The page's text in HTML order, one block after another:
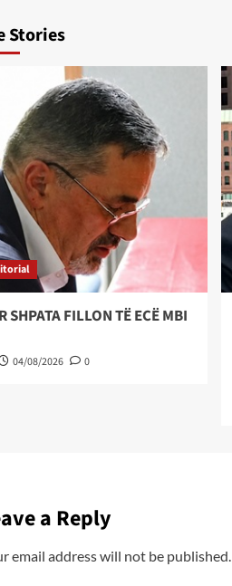
Stories
SHPATA FILLON TË ECË MBI
04/08/2026 0
a Reply
email address will not be published.